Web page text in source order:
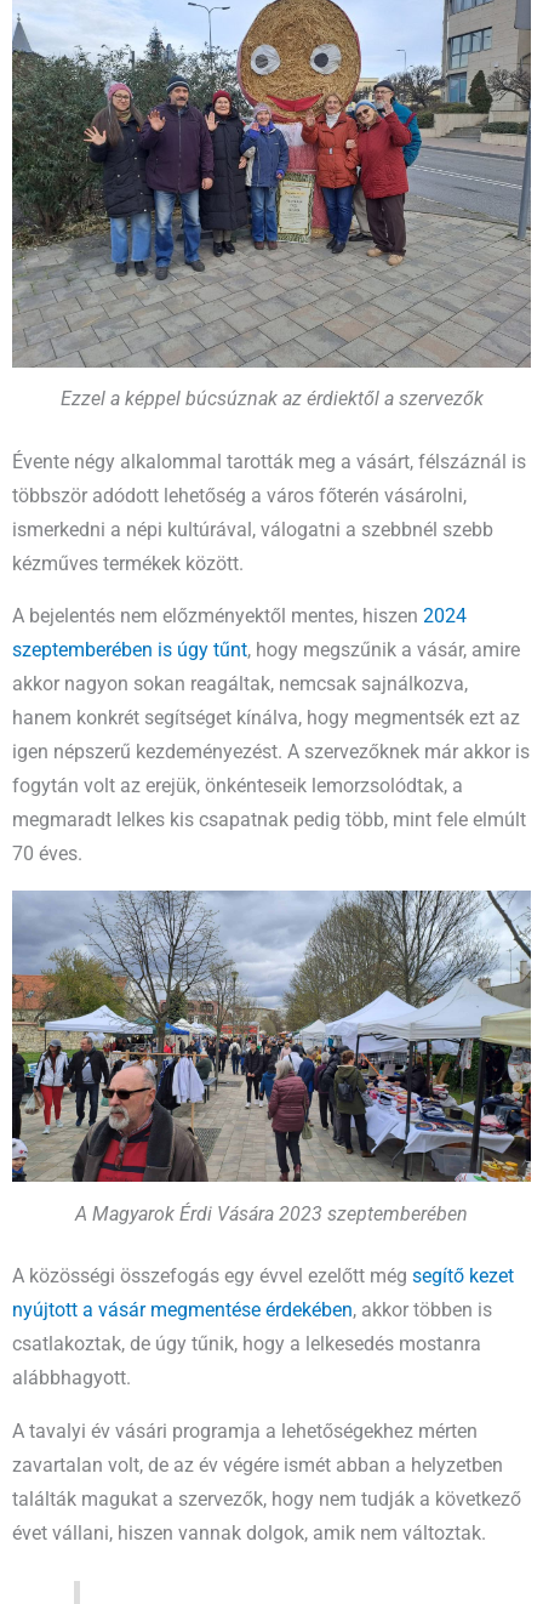
Ezzel a képpel búcsúznak az érdiektől a szervezők
Évente négy alkalommal tarották meg a vásárt, félszáznál is
többször adódott lehetőség a város főterén vásárolni,
ismerkedni a népi kultúrával, válogatni a szebbnél szebb
kézműves termékek között.
A bejelentés nem előzményektől mentes, hiszen 2024
szeptemberében is úgy tűnt, hogy megszűnik a vásár, amire
akkor nagyon sokan reagáltak, nemcsak sajnálkozva,
hanem konkrét segítséget kínálva, hogy megmentsék ezt az
igen népszerű kezdeményezést. A szervezőknek már akkor is
fogytán volt az erejük, önkénteseik lemorzsolódtak, a
megmaradt lelkes kis csapatnak pedig több, mint fele elmúlt
70 éves.
A Magyarok Érdi Vására 2023 szeptemberében
A közösségi összefogás egy évvel ezelőtt még segítő kezet
nyújtott a vásár megmentése érdekében, akkor többen is
csatlakoztak, de úgy tűnik, hogy a lelkesedés mostanra
alábbhagyott.
A tavalyi év vásári programja a lehetőségekhez mérten
zavartalan volt, de az év végére ismét abban a helyzetben
találták magukat a szervezők, hogy nem tudják a következő
évet vállani, hiszen vannak dolgok, amik nem változtak.